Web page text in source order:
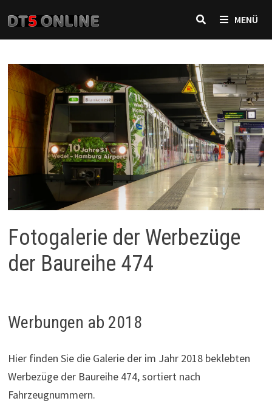
zum
Inhalt
MENÜ
Fotogalerie der Werbezüge
der Baureihe 474
Werbungen ab 2018
Hier finden Sie die Galerie der im Jahr 2018 beklebten
Werbezüge der Baureihe 474, sortiert nach
Fahrzeugnummern.